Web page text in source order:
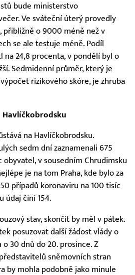
bude ministerstvo
Ve sváteční úterý provedly
přibližně o 9000 méně než v
se ale testuje méně. Podíl
24,8 procenta, v pondělí byl o
Sedmidenní průměr, který je
rizikového skóre, je zhruba
Havlíčkobrodsku
na Havlíčkobrodsku.
sedm dní zaznamenali 675
obyvatel, v sousedním Chrudimsku
je na tom Praha, kde bylo za
případů koronaviru na 100 tisíc
údaj činí 154.
stav, skončit by měl v pátek.
posuzovat další žádost vlády o
30 dnů do 20. prosince. Z
sněmovních stran
by mohla podobně jako minule